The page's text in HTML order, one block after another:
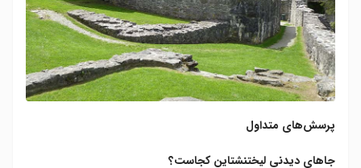
پرسش‌های متداول
جاهای دیدنی لیختنشتاین کجاست؟